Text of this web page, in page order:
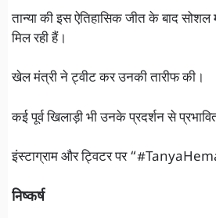
तान्या की इस ऐतिहासिक जीत के बाद सोशल
मिल रही हैं।
खेल मंत्री ने ट्वीट कर उनकी तारीफ की।
कई पूर्व खिलाड़ी भी उनके प्रदर्शन से
इंस्टाग्राम और ट्विटर पर
निष्कर्ष